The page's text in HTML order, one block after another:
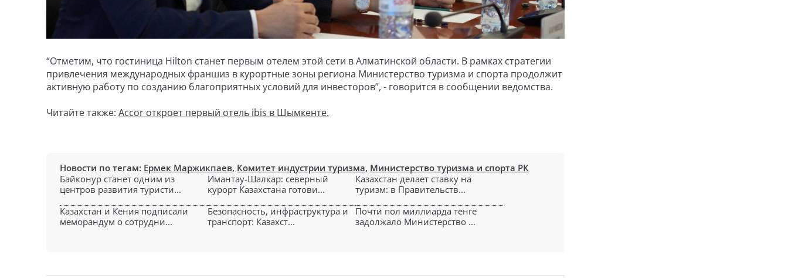
“Отметим, что гостиница Hilton станет первым отелем этой сети в Алматинской области. В рамках стратегии
привлечения международных франшиз в курортные зоны региона Министерство туризма и спорта продолжит
активную работу по созданию благоприятных условий для инвесторов”, - говорится в сообщении ведомства.
Читайте также: Accor откроет первый отель ibis в Шымкенте.
Новости по тегам: Ермек Маржикпаев, Комитет индустрии туризма, Министерство туризма и спорта РК
Байконур станет одним из
центров развития туристи...
Имантау-Шалкар: северный
курорт Казахстана готови...
Казахстан делает ставку на
туризм: в Правительств...
Казахстан и Кения подписали
меморандум о сотрудни...
Безопасность, инфраструктура и
транспорт: Казахст...
Почти пол миллиарда тенге
задолжало Министерство ...